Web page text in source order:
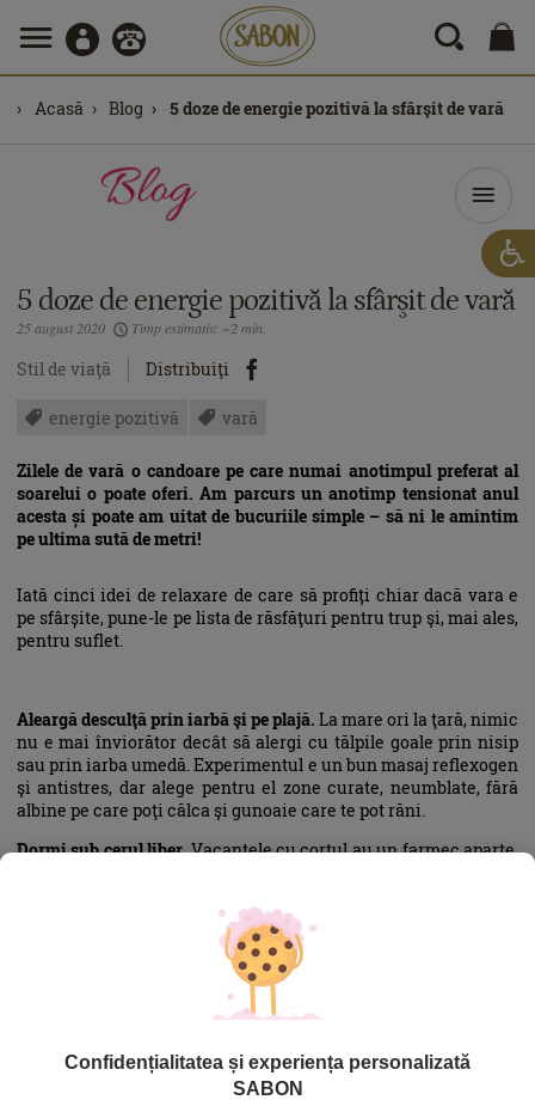
Acasă Blog 5 doze de energie pozitivă la sfârşit de vară
5 doze de energie pozitivă la sfârşit de vară
25 august 2020 Timp estimativ: ~2 min.
Stil de viaţă Distribuiţi
energie pozitivă vară
Zilele de vară o candoare pe care numai anotimpul preferat al
soarelui o poate oferi. Am parcurs un anotimp tensionat anul
acesta și poate am uitat de bucuriile simple – să ni le amintim
pe ultima sută de metri!
Iată cinci idei de relaxare de care să profiți chiar dacă vara e
pe sfârșite, pune-le pe lista de răsfăţuri pentru trup şi, mai ales,
pentru suflet.
Aleargă desculţă prin iarbă şi pe plajă. La mare ori la ţară, nimic
nu e mai înviorător decât să alergi cu tălpile goale prin nisip
sau prin iarba umedă. Experimentul e un bun masaj reflexogen
şi antistres, dar alege pentru el zone curate, neumblate, fără
albine pe care poţi călca şi gunoaie care te pot răni.
Dormi sub cerul liber.Vacanţele cu cortul au un farmec aparte,
Răpăielile scurte, de vară, pot fi un bun
prilej de a te răcori şi înveseli. Zburdă şi lasă-te biciuită tandru
de stropii reci de ploaie, dar schimbă-ţi apoi urgent hainele cu
unele uscate, ca să nu transformi răsfăţul în guturai;
Citeşte pe o bancă, în parc.Ia o carte dragă şi fugi cu ea de
canicula din apartament, în cel mai apropiat parc. Acolo, la
Confidențialitatea și experiența personalizată
SABON